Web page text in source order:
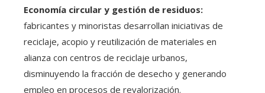
Economía circular y gestión de residuos:
fabricantes y minoristas desarrollan iniciativas de
reciclaje, acopio y reutilización de materiales en
alianza con centros de reciclaje urbanos,
disminuyendo la fracción de desecho y generando
empleo en procesos de revalorización.